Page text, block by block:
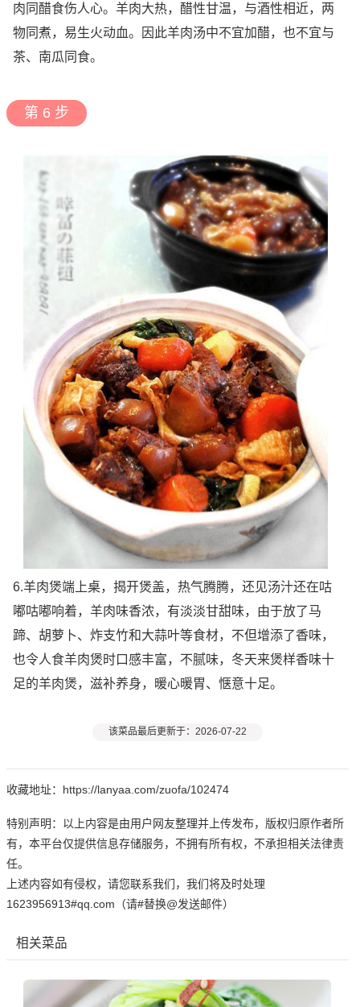
肉同醋食伤人心。羊肉大热，醋性甘温，与酒性相近，两
物同煮，易生火动血。因此羊肉汤中不宜加醋，也不宜与
茶、南瓜同食。
第 6 步
6.羊肉煲端上桌，揭开煲盖，热气腾腾，还见汤汁还在咕
嘟咕嘟响着，羊肉味香浓，有淡淡甘甜味，由于放了马
蹄、胡萝卜、炸支竹和大蒜叶等食材，不但增添了香味，
也令人食羊肉煲时口感丰富，不腻味，冬天来煲样香味十
足的羊肉煲，滋补养身，暖心暖胃、惬意十足。
该菜品最后更新于：2026-07-22
收藏地址：https://lanyaa.com/zuofa/102474
特别声明：以上内容是由用户网友整理并上传发布，版权归原作者所
有，本平台仅提供信息存储服务，不拥有所有权，不承担相关法律责
任。
上述内容如有侵权，请您联系我们，我们将及时处理
1623956913#qq.com（请#替换@发送邮件）
相关菜品